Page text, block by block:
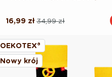
Cena
34,99 zł
Cena
16,99 zł
OEKOTEX®
Nowy krój